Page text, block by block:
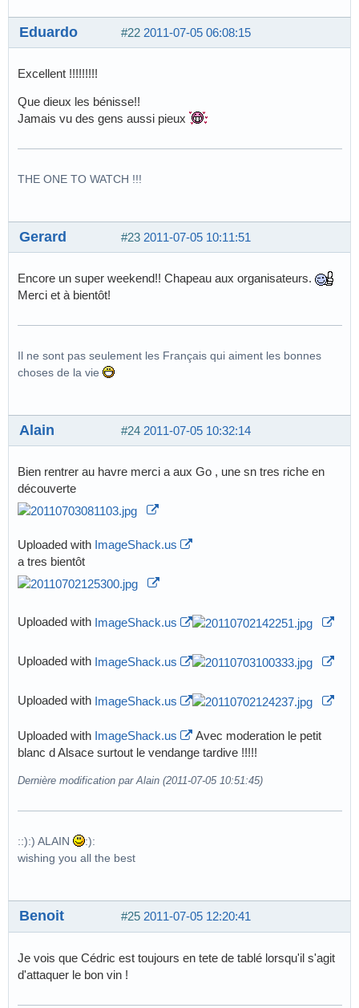
#22 2011-07-05 06:08:15
Eduardo
Excellent !!!!!!!!!
Que dieux les bénisse!!
Jamais vu des gens aussi pieux
THE ONE TO WATCH !!!
#23 2011-07-05 10:11:51
Gerard
Encore un super weekend!! Chapeau aux organisateurs.
Merci et à bientôt!
Il ne sont pas seulement les Français qui aiment les bonnes
choses de la vie
#24 2011-07-05 10:32:14
Alain
Bien rentrer au havre merci a aux Go , une sn tres riche en
découverte
Uploaded with ImageShack.us
a tres bientôt
Uploaded with ImageShack.us
Uploaded with ImageShack.us
Uploaded with ImageShack.us
Uploaded with ImageShack.us
Avec moderation le petit
blanc d Alsace surtout le vendange tardive !!!!!
Dernière modification par Alain (2011-07-05 10:51:45)
::):) ALAIN
:):
wishing you all the best
#25 2011-07-05 12:20:41
Benoit
Je vois que Cédric est toujours en tete de tablé lorsqu'il s'agit
d'attaquer le bon vin !